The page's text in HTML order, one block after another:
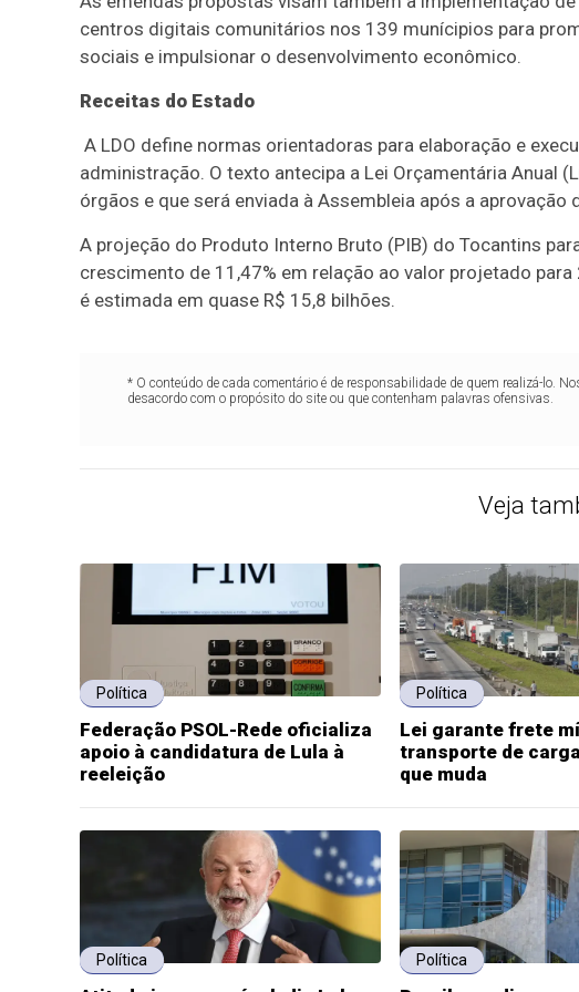
centros digitais comunitários nos 139 munícipios para
sociais e impulsionar o desenvolvimento econômico.
Receitas do Estado
A LDO define normas orientadoras para elaboração e
administração. O texto antecipa a Lei Orçamentária Anual
órgãos e que será enviada à Assembleia após a aprovação
A projeção do Produto Interno Bruto (PIB) do Tocantins
crescimento de 11,47% em relação ao valor projetado
é estimada em quase R$ 15,8 bilhões.
* O conteúdo de cada comentário é de responsabilidade de quem realizá-lo.
desacordo com o propósito do site ou que contenham palavras ofensivas.
Veja
Política
Federação PSOL-Rede oficializa
apoio à candidatura de Lula à
reeleição
Política
Lei garante frete
transporte de
que muda
Política Política